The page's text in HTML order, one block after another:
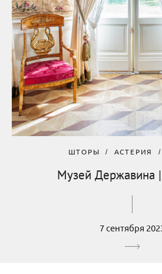
ШТОРЫ АСТЕРИЯ
Музей Державина |
7 сентября